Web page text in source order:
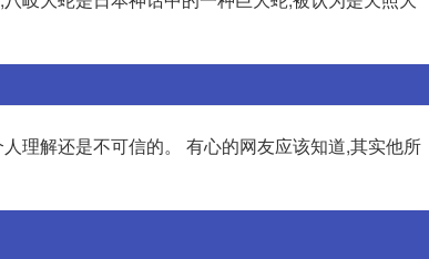
理解还是不可信的。 有心的网友应该知道,其实他所